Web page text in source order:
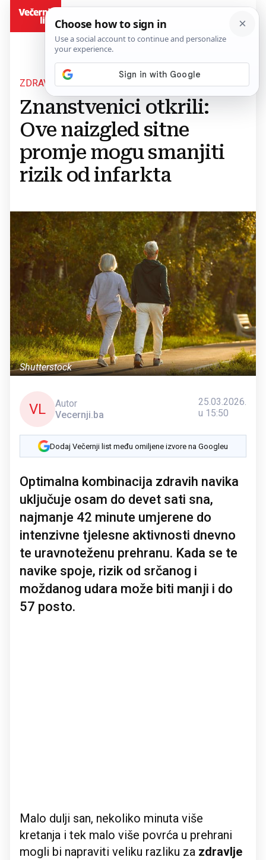
ZDRAVLJE SRCA
Znanstvenici otkrili:
Ove naizgled sitne
promje mogu smanjiti
rizik od infarkta
Shutterstock
VL
Autor
Vecernji.ba
25.03.2026.
u 15:50
Dodaj Večernji list među omiljene izvore na Googleu
Optimalna kombinacija zdravih navika
uključuje osam do devet sati sna,
najmanje 42 minute umjerene do
intenzivne tjelesne aktivnosti dnevno
te uravnoteženu prehranu. Kada se te
navike spoje, rizik od srčanog i
moždanog udara može biti manji i do
57 posto.
Malo dulji san, nekoliko minuta više
kretanja i tek malo više povrća u prehrani
mogli bi napraviti veliku razliku za zdravlje